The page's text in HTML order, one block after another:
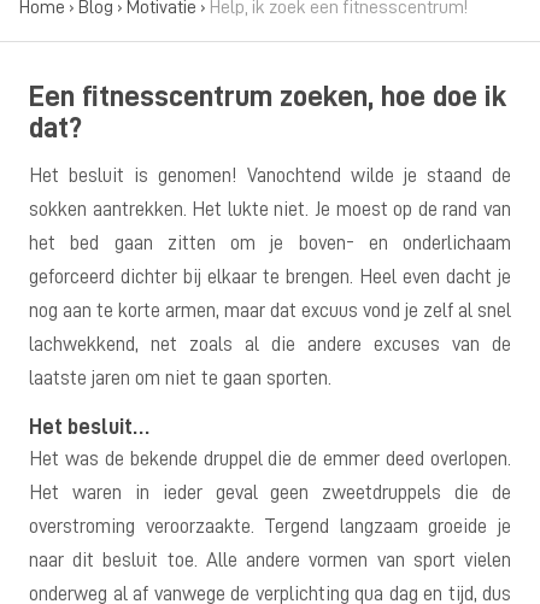
Home › Blog › Motivatie › Help, ik zoek een fitnesscentrum!
Een fitnesscentrum zoeken, hoe doe ik
dat?
Het besluit is genomen! Vanochtend wilde je staand de
sokken aantrekken. Het lukte niet. Je moest op de rand van
het bed gaan zitten om je boven- en onderlichaam
geforceerd dichter bij elkaar te brengen. Heel even dacht je
nog aan te korte armen, maar dat excuus vond je zelf al snel
lachwekkend, net zoals al die andere excuses van de
laatste jaren om niet te gaan sporten.
Het besluit…
Het was de bekende druppel die de emmer deed overlopen.
Het waren in ieder geval geen zweetdruppels die de
overstroming veroorzaakte. Tergend langzaam groeide je
naar dit besluit toe. Alle andere vormen van sport vielen
onderweg al af vanwege de verplichting qua dag en tijd, dus